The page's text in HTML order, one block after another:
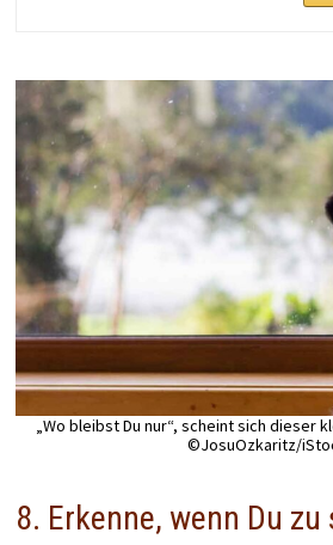
„Wo bleibst Du nur“, scheint sich dieser
©JosuOzkaritz/
8. Erkenne, wenn Du